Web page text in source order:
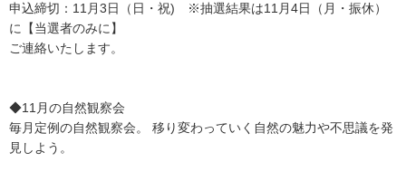
申込締切：11月3日（日・祝) ※抽選結果は11月4日（月・振休）
に【当選者のみに】
ご連絡いたします。
◆11月の自然観察会
毎月定例の自然観察会。 移り変わっていく自然の魅力や不思議を発
見しよう。